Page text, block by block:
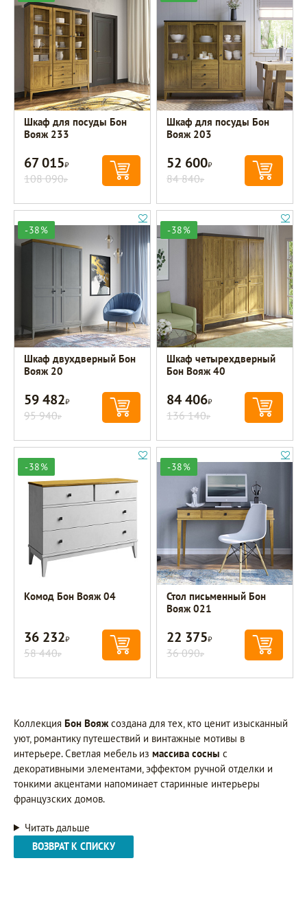
Шкаф для посуды Бон
Вояж 233
67 015Р
108 090Р
Шкаф для посуды Бон
Вояж 203
52 600Р
84 840Р
-38%
Шкаф двухдверный Бон
Вояж 20
59 482Р
95 940Р
-38%
Шкаф четырехдверный
Бон Вояж 40
84 406Р
136 140Р
-38%
Комод Бон Вояж 04
36 232Р
58 440Р
-38%
Стол письменный Бон
Вояж 021
22 375Р
36 090Р
Коллекция Бон Вояж создана для тех, кто ценит изысканный
уют, романтику путешествий и винтажные мотивы в
интерьере. Светлая мебель из массива сосны с
декоративными элементами, эффектом ручной отделки и
тонкими акцентами напоминает старинные интерьеры
французских домов.
Читать дальше
ВОЗВРАТ К СПИСКУ